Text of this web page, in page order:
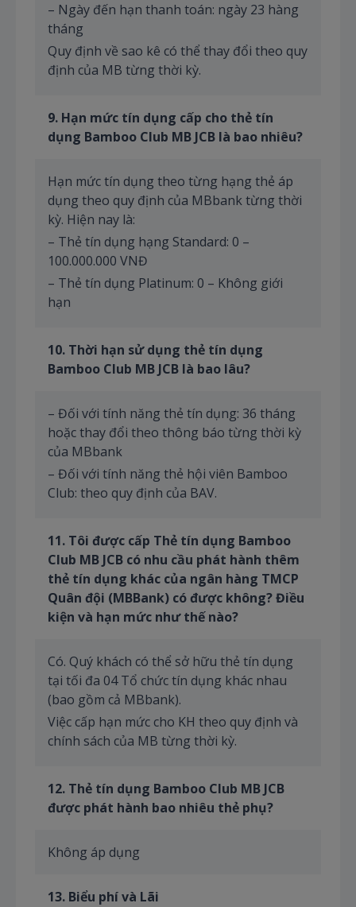
– Ngày đến hạn thanh toán: ngày 23 hàng
tháng
Quy định về sao kê có thể thay đổi theo quy
định của MB từng thời kỳ.
9. Hạn mức tín dụng cấp cho thẻ tín
dụng Bamboo Club MB JCB là bao nhiêu?
Hạn mức tín dụng theo từng hạng thẻ áp
dụng theo quy định của MBbank từng thời
kỳ. Hiện nay là:
– Thẻ tín dụng hạng Standard: 0 –
100.000.000 VNĐ
– Thẻ tín dụng Platinum: 0 – Không giới
hạn
10. Thời hạn sử dụng thẻ tín dụng
Bamboo Club MB JCB là bao lâu?
– Đối với tính năng thẻ tín dụng: 36 tháng
hoặc thay đổi theo thông báo từng thời kỳ
của MBbank
– Đối với tính năng thẻ hội viên Bamboo
Club: theo quy định của BAV.
11. Tôi được cấp Thẻ tín dụng Bamboo
Club MB JCB có nhu cầu phát hành thêm
thẻ tín dụng khác của ngân hàng TMCP
Quân đội (MBBank) có được không? Điều
kiện và hạn mức như thế nào?
Có. Quý khách có thể sở hữu thẻ tín dụng
tại tối đa 04 Tổ chức tín dụng khác nhau
(bao gồm cả MBbank).
Việc cấp hạn mức cho KH theo quy định và
chính sách của MB từng thời kỳ.
12. Thẻ tín dụng Bamboo Club MB JCB
được phát hành bao nhiêu thẻ phụ?
Không áp dụng
13. Biểu phí và Lãi